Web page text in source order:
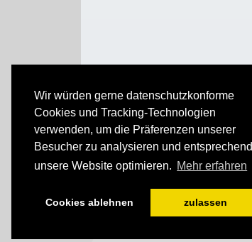
Wir würden gerne datenschutzkonforme
Cookies und Tracking-Technologien
verwenden, um die Präferenzen unserer
Besucher zu analysieren und entsprechend
unsere Website optimieren. Mehr erfahren
Cookies ablehnen zulassen